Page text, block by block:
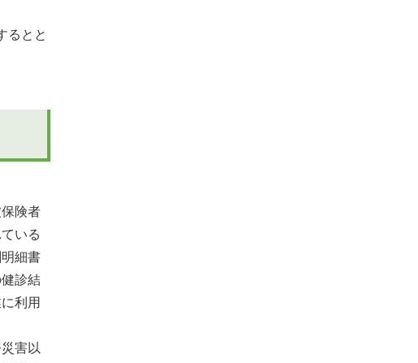
るとと
険者
いる
細書
診結
利用
害以